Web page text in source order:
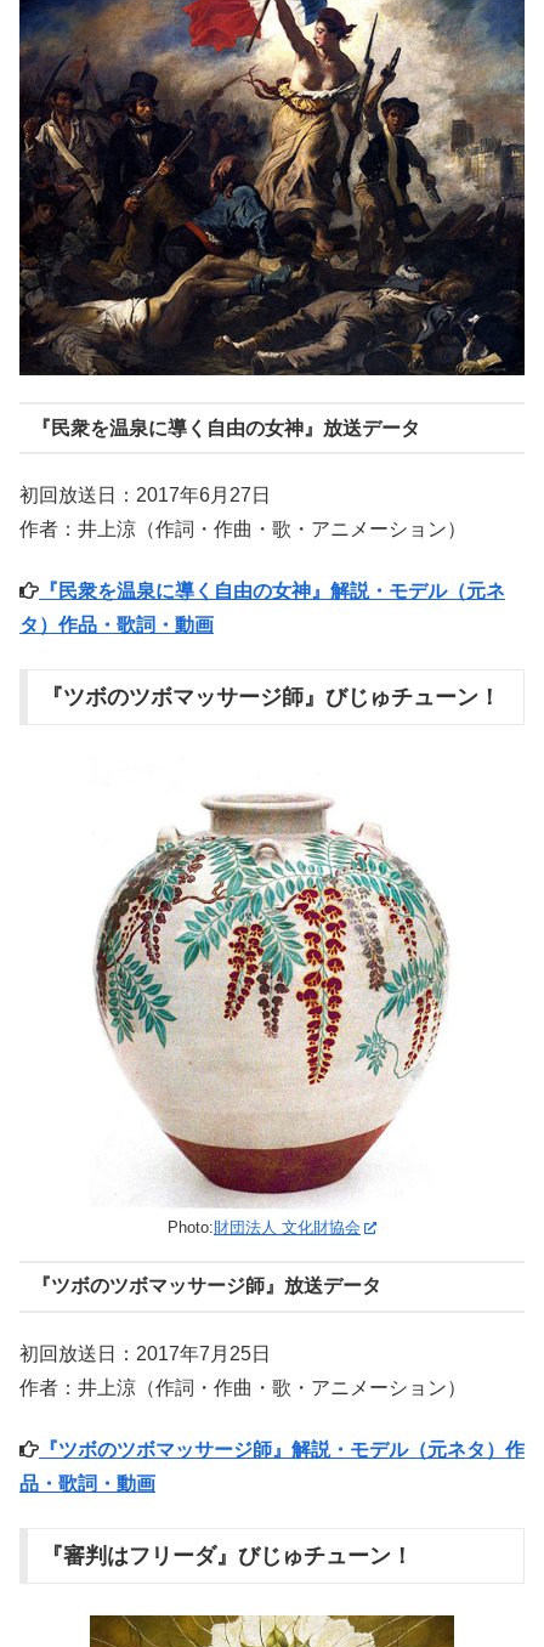
『民衆を温泉に導く自由の女神』放送データ
初回放送日：2017年6月27日
作者：井上涼（作詞・作曲・歌・アニメーション）
『民衆を温泉に導く自由の女神』解説・モデル（元ネ
タ）作品・歌詞・動画
『ツボのツボマッサージ師』びじゅチューン！
Photo:財団法人 文化財協会
『ツボのツボマッサージ師』放送データ
初回放送日：2017年7月25日
作者：井上涼（作詞・作曲・歌・アニメーション）
『ツボのツボマッサージ師』解説・モデル（元ネタ）作
品・歌詞・動画
『審判はフリーダ』びじゅチューン！